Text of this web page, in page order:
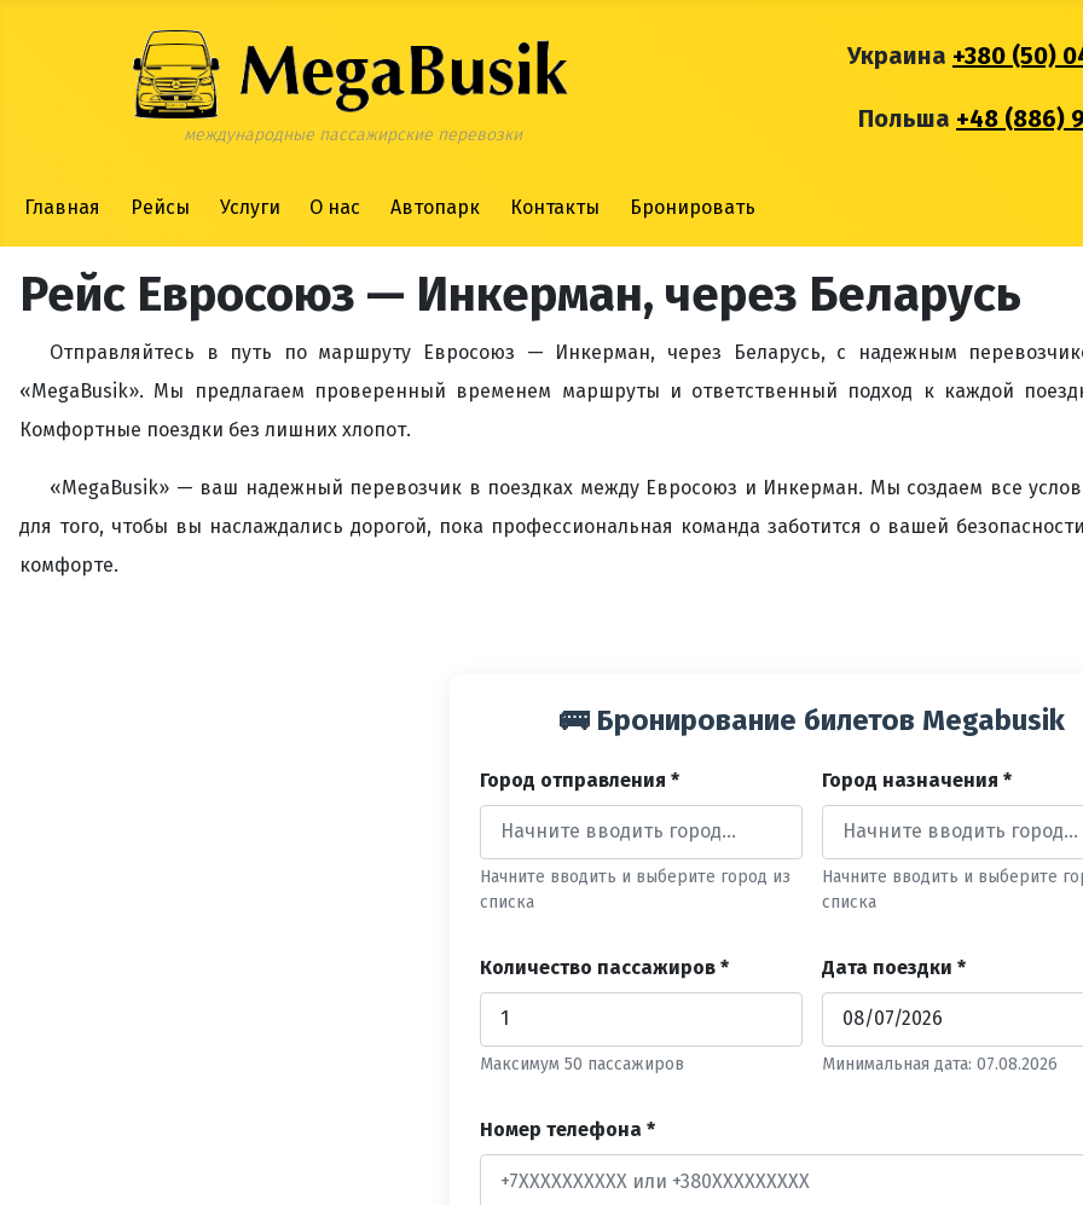
международные пассажирские перевозки
Украина +380 (50)
Польша +48 (886)
Главная Рейсы Услуги О нас Автопарк Контакты Бронировать
Рейс Евросоюз — Инкерман, через Беларусь
Отправляйтесь в путь по маршруту Евросоюз — Инкерман, через Беларусь, с надежным
«MegaBusik». Мы предлагаем проверенный временем маршруты и ответственный подход к каждой
Комфортные поездки без лишних хлопот.
«MegaBusik» — ваш надежный перевозчик в поездках между Евросоюз и Инкерман. Мы создаем все
для того, чтобы вы наслаждались дорогой, пока профессиональная команда заботится о вашей
комфорте.
🚌 Бронирование билетов Megabusik
Город отправления *
Начните вводить и выберите город из
списка
Город назначения *
Начните вводить и выберите
списка
Количество пассажиров *
Максимум 50 пассажиров
Дата поездки *
Минимальная дата: 07.08.2026
Номер телефона *